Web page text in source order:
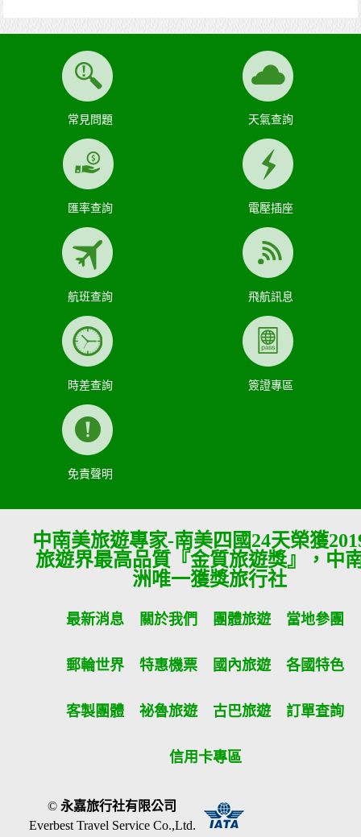
常見問題 天氣查詢
匯率查詢 電壓插座
航班查詢 飛航訊息
時差查詢 簽證專區
免責聲明
中南美旅遊專家-南美四國24天榮獲
旅遊界最高品質『金質旅遊獎』，中
洲唯一獲獎旅行社
最新消息 關於我們 團體旅遊 當地參團
郵輪世界 特惠機票 國內旅遊 各國特色
客製團體 祕魯旅遊 古巴旅遊 訂單查詢
信用卡專區
©永嘉旅行社有限公司
Everbest Travel Service Co.,Ltd.